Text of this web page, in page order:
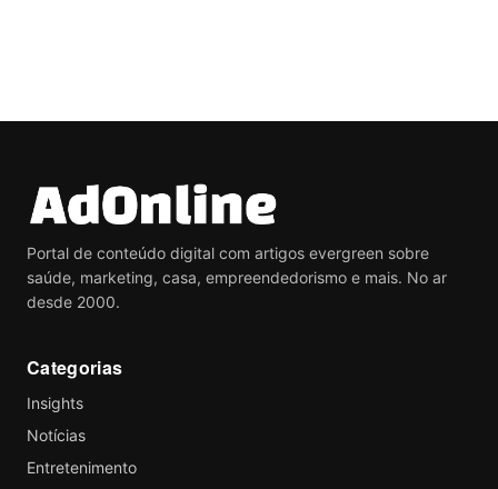
Portal de conteúdo digital com artigos evergreen sobre
saúde, marketing, casa, empreendedorismo e mais. No ar
desde 2000.
Categorias
Insights
Notícias
Entretenimento